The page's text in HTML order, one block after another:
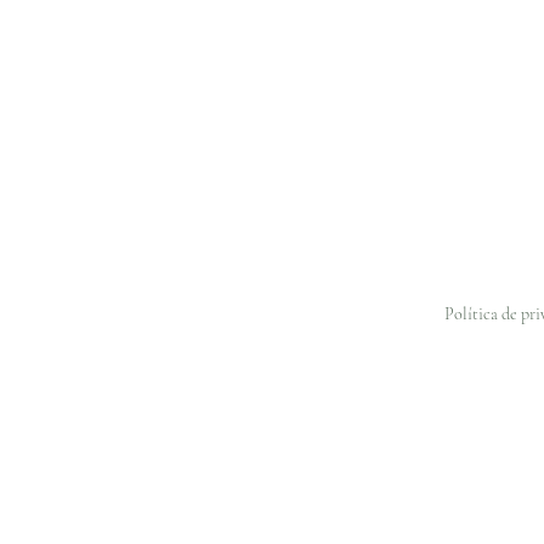
Política de